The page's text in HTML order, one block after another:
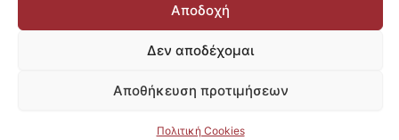
Αποδοχή
Δεν αποδέχομαι
Αποθήκευση προτιμήσεων
Πολιτική Cookies
Προηγούμενο Επόμενο
Ολοκληρωμένο